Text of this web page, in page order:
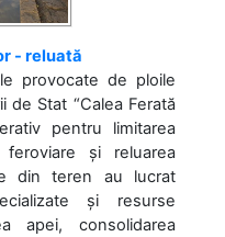
- reluată
provocate de ploile
de Stat “Calea Ferată
pentru limitarea
și reluarea
din teren au lucrat
și resurse
apei, consolidarea